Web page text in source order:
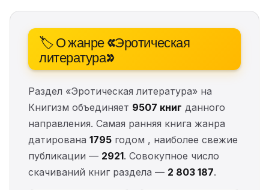
🏷️ О жанре «Эротическая
литература»
Раздел «Эротическая литература» на
Книгизм объединяет 9507 книг данного
направления. Самая ранняя книга жанра
датирована 1795 годом , наиболее свежие
публикации — 2921. Совокупное число
скачиваний книг раздела — 2 803 187.